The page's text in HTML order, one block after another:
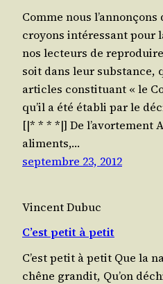
Comme nous l’an­non­çons
croyons inté­res­sant pour
nos lec­teurs de
soit dans leur sub­stance,
articles consti­tuant « le
qu’il a été éta­bli par le
[|* * * *|] De l’a­vor­te­ment
ali­ments,…
septembre 23, 2012
Vincent Dubuc
C’est petit à petit
C’est petit à petit Que la
chêne grandit, Qu’on